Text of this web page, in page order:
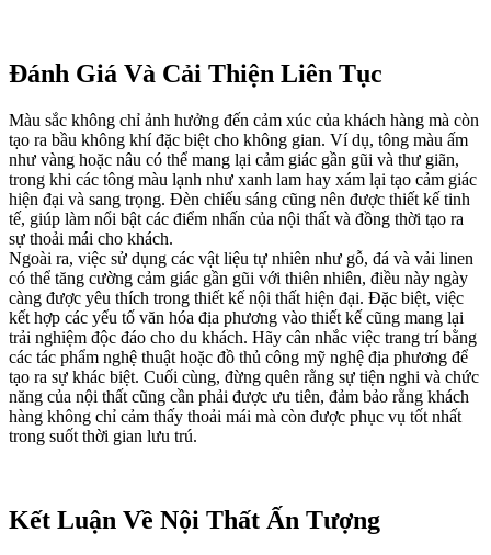
Đánh Giá Và Cải Thiện Liên Tục
Màu sắc không chỉ ảnh hưởng đến cảm xúc của khách hàng mà còn
tạo ra bầu không khí đặc biệt cho không gian. Ví dụ, tông màu ấm
như vàng hoặc nâu có thể mang lại cảm giác gần gũi và thư giãn,
trong khi các tông màu lạnh như xanh lam hay xám lại tạo cảm giác
hiện đại và sang trọng. Đèn chiếu sáng cũng nên được thiết kế tinh
tế, giúp làm nổi bật các điểm nhấn của nội thất và đồng thời tạo ra
sự thoải mái cho khách.
Ngoài ra, việc sử dụng các vật liệu tự nhiên như gỗ, đá và vải linen
có thể tăng cường cảm giác gần gũi với thiên nhiên, điều này ngày
càng được yêu thích trong thiết kế nội thất hiện đại. Đặc biệt, việc
kết hợp các yếu tố văn hóa địa phương vào thiết kế cũng mang lại
trải nghiệm độc đáo cho du khách. Hãy cân nhắc việc trang trí bằng
các tác phẩm nghệ thuật hoặc đồ thủ công mỹ nghệ địa phương để
tạo ra sự khác biệt. Cuối cùng, đừng quên rằng sự tiện nghi và chức
năng của nội thất cũng cần phải được ưu tiên, đảm bảo rằng khách
hàng không chỉ cảm thấy thoải mái mà còn được phục vụ tốt nhất
trong suốt thời gian lưu trú.
Kết Luận Về Nội Thất Ấn Tượng